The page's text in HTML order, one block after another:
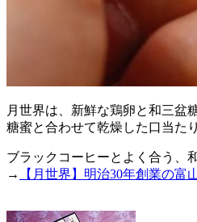
月世界は、新鮮な鶏卵と和三盆
糖蜜と合わせて乾燥した口当た
ブラックコーヒーとよく合う、
→
【月世界】明治30年創業の富